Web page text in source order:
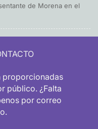
de Morena en el
proporcionadas
público. ¿Falta
por correo